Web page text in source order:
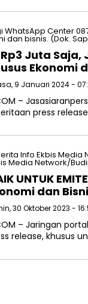
Rp3 Juta
Ekonomi
9 Januari 2024 -
–
press
UNTUK
dan
30 Oktober 2023 -
– Jaringan
release, khusus